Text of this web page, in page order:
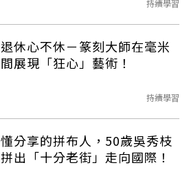
持續學習
退休心不休－篆刻大師在毫米
間展現「狂心」藝術！
持續學習
懂分享的拼布人，50歲吳秀枝
拼出「十分老街」走向國際！